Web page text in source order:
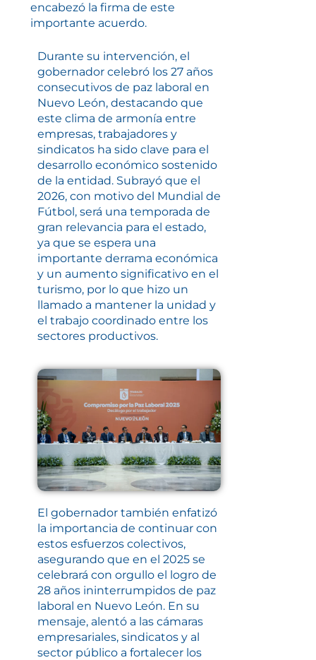
encabezó la firma de este
importante acuerdo.
Durante su intervención, el
gobernador celebró los 27 años
consecutivos de paz laboral en
Nuevo León, destacando que
este clima de armonía entre
empresas, trabajadores y
sindicatos ha sido clave para el
desarrollo económico sostenido
de la entidad. Subrayó que el
2026, con motivo del Mundial de
Fútbol, será una temporada de
gran relevancia para el estado,
ya que se espera una
importante derrama económica
y un aumento significativo en el
turismo, por lo que hizo un
llamado a mantener la unidad y
el trabajo coordinado entre los
sectores productivos.
El gobernador también enfatizó
la importancia de continuar con
estos esfuerzos colectivos,
asegurando que en el 2025 se
celebrará con orgullo el logro de
28 años ininterrumpidos de paz
laboral en Nuevo León. En su
mensaje, alentó a las cámaras
empresariales, sindicatos y al
sector público a fortalecer los